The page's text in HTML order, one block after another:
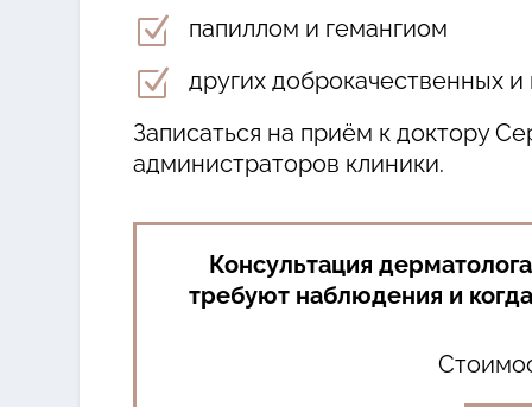
Z папиллом и гемангиом
Z
других доброкачественных
Записаться на приём к доктору
администраторов клиники.
Консультация
требуют наблюдения и